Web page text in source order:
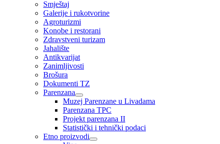
Smještaj
Galerije i rukotvorine
Agroturizmi
Konobe i restorani
Zdravstveni turizam
Jahalište
Antikvarijat
Zanimljivosti
Brošura
Dokumenti TZ
Parenzana
Muzej Parenzane u Livadama
Parenzana TPC
Projekt parenzana II
Statistički i tehnički podaci
Etno proizvodi